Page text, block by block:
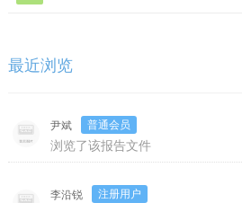
最近浏览
尹斌 普通会员
浏览了该报告文件
李沿锐 注册用户